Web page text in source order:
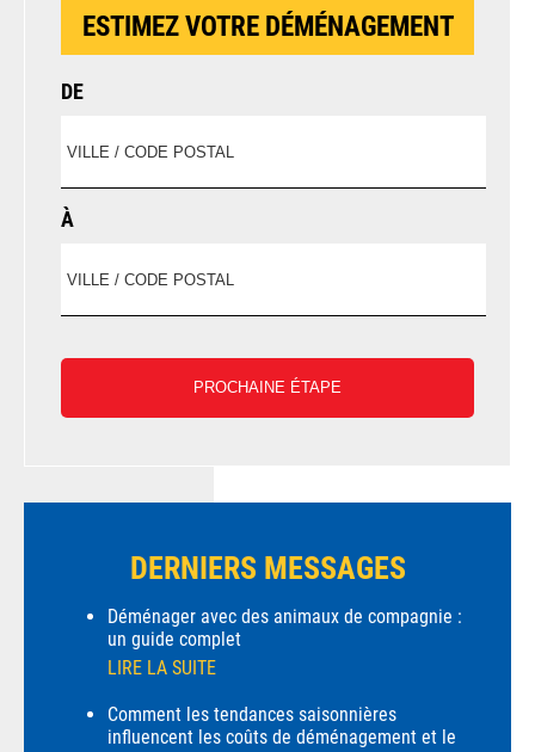
ESTIMEZ VOTRE DÉMÉNAGEMENT
DE
À
DERNIERS MESSAGES
Déménager avec des animaux de compagnie :
un guide complet
LIRE LA SUITE
Comment les tendances saisonnières
influencent les coûts de déménagement et le